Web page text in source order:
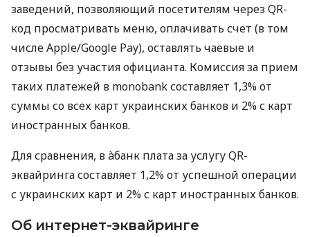
заведений, позволяющий посетителям через QR-
код просматривать меню, оплачивать счет (в том
числе Apple/Google Pay), оставлять чаевые и
отзывы без участия официанта. Комиссия за прием
таких платежей в monobank составляет 1,3% от
суммы со всех карт украинских банков и 2% с карт
иностранных банков.
Для сравнения, в àбанк плата за услугу QR-
эквайринга составляет 1,2% от успешной операции
с украинских карт и 2% с карт иностранных банков.
Об интернет-эквайринге